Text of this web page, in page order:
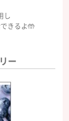
し
きるよ🤲
ー